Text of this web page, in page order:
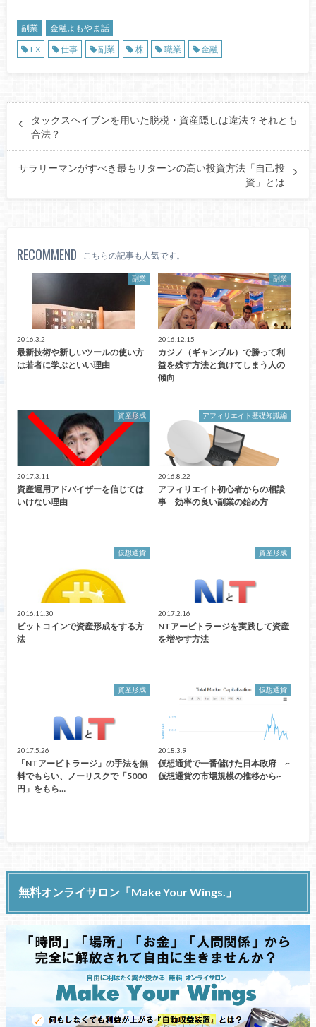
副業
金融よもやま話
FX
仕事 副業 株 職業 金融
タックスヘイブンを用いた脱税・資産隠しは違法？それとも
合法？
サラリーマンがすべき最もリターンの高い投資方法「自己投
資」とは
RECOMMEND こちらの記事も人気です。
副業
2016.3.2
最新技術や新しいツールの使い方
は若者に学ぶといい理由
副業
2016.12.15
カジノ（ギャンブル）で勝って利
益を残す方法と負けてしまう人の
傾向
資産形成
2017.3.11
資産運用アドバイザーを信じては
いけない理由
アフィリエイト基礎知識編
2016.8.22
アフィリエイト初心者からの相談
事 効率の良い副業の始め方
仮想通貨
2016.11.30
ビットコインで資産形成をする方
法
資産形成
2017.2.16
NTアービトラージを実践して資産
を増やす方法
資産形成
2017.5.26
「NTアービトラージ」の手法を無
料でもらい、ノーリスクで「5000
円」をもら…
仮想通貨
2018.3.9
仮想通貨で一番儲けた日本政府 ~
仮想通貨の市場規模の推移から~
無料オンライサロン「Make Your Wings.」